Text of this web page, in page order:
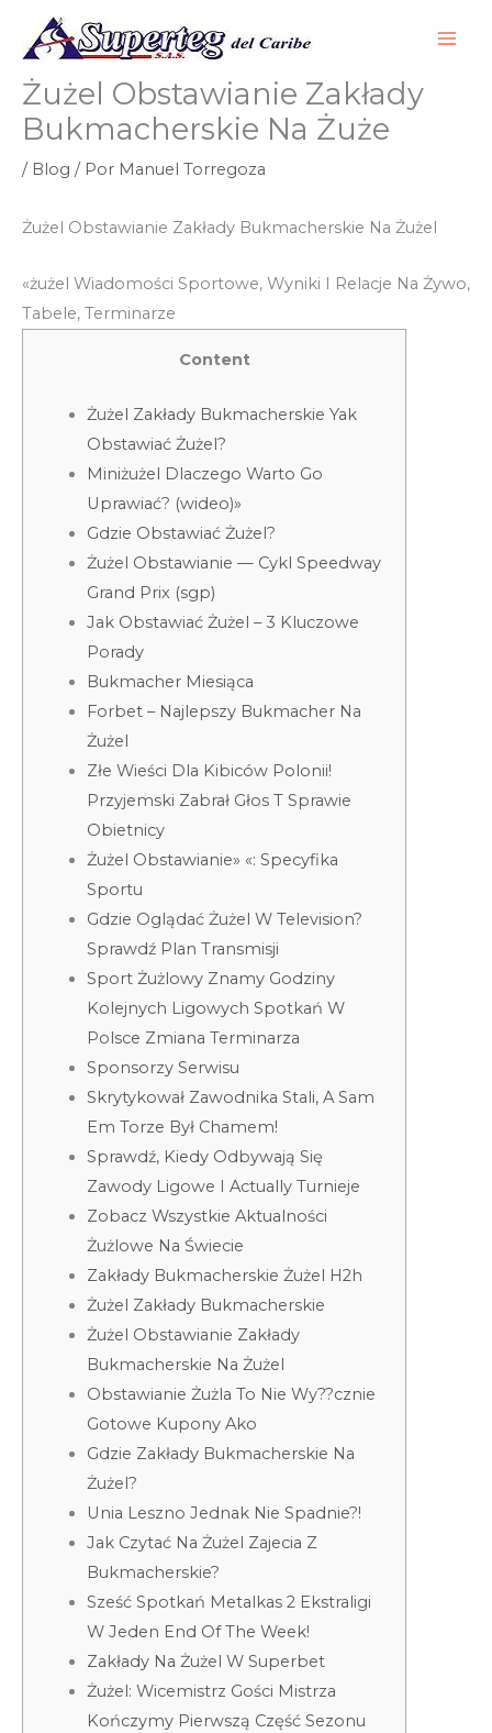
Żużel Obstawianie Zakłady
Bukmacherskie Na Żuże
/ Blog / Por Manuel Torregoza
Żużel Obstawianie Zakłady Bukmacherskie Na Żużel
«żużel Wiadomości Sportowe, Wyniki I Relacje Na Żywo,
Tabele, Terminarze
Content
Żużel Zakłady Bukmacherskie Yak
Obstawiać Żużel?
Miniżużel Dlaczego Warto Go
Uprawiać? (wideo)»
Gdzie Obstawiać Żużel?
Żużel Obstawianie — Cykl Speedway
Grand Prix (sgp)
Jak Obstawiać Żużel – 3 Kluczowe
Porady
Bukmacher Miesiąca
Forbet – Najlepszy Bukmacher Na
Żużel
Złe Wieści Dla Kibiców Polonii!
Przyjemski Zabrał Głos T Sprawie
Obietnicy
Żużel Obstawianie» «: Specyfika
Sportu
Gdzie Oglądać Żużel W Television?
Sprawdź Plan Transmisji
Sport Żużlowy Znamy Godziny
Kolejnych Ligowych Spotkań W
Polsce Zmiana Terminarza
Sponsorzy Serwisu
Skrytykował Zawodnika Stali, A Sam
Em Torze Był Chamem!
Sprawdź, Kiedy Odbywają Się
Zawody Ligowe I Actually Turnieje
Zobacz Wszystkie Aktualności
Żużlowe Na Świecie
Zakłady Bukmacherskie Żużel H2h
Żużel Zakłady Bukmacherskie
Żużel Obstawianie Zakłady
Bukmacherskie Na Żużel
Obstawianie Żużla To Nie Wy??cznie
Gotowe Kupony Ako
Gdzie Zakłady Bukmacherskie Na
Żużel?
Unia Leszno Jednak Nie Spadnie?!
Jak Czytać Na Żużel Zajecia Z
Bukmacherskie?
Sześć Spotkań Metalkas 2 Ekstraligi
W Jeden End Of The Week!
Zakłady Na Żużel W Superbet
Żużel: Wicemistrz Gości Mistrza
Kończymy Pierwszą Część Sezonu